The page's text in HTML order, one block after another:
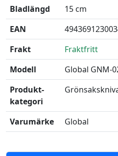
Bladlängd
15 cm
EAN
Frakt
Fraktfritt
Modell
Global GNM-
Produkt­
kategori
Varumärke Global